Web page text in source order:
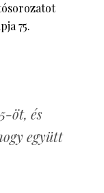
75.
öt, és
együtt